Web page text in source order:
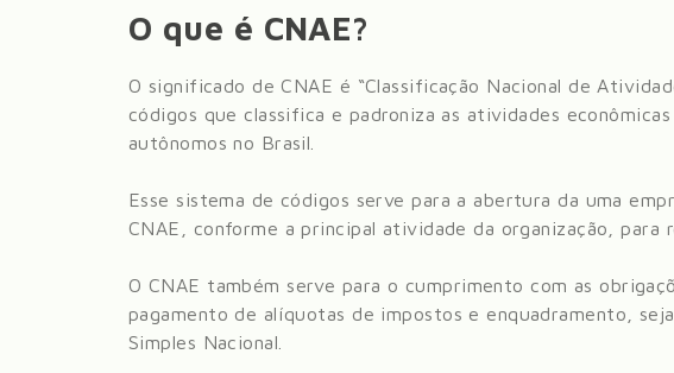
O que é CNAE?
O significado de CNAE é “Classificação Nacional de
códigos que classifica e padroniza as atividades
autônomos no Brasil.
Esse sistema de códigos serve para a abertura da uma
CNAE, conforme a principal atividade da organização, para
O CNAE também serve para o cumprimento com as
pagamento de alíquotas de impostos e enquadramento,
Simples Nacional.